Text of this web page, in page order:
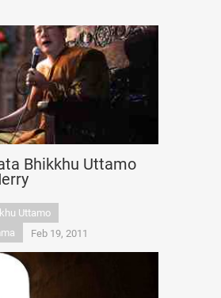
Bhikkhu Uttamo
Uttamo
Feb 19, 2011